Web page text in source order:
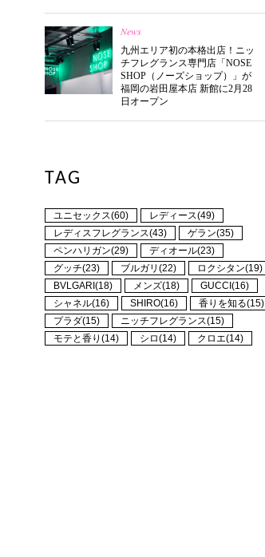
News
九州エリア初の本格出店！ニッ
チフレグランス専門店「NOSE
SHOP（ノーズショップ）」が
福岡の岩田屋本店 新館に2月28
日オープン
TAG
ユニセックス(60)
レディース(49)
レディスフレグランス(43)
ゲラン(35)
ペンハリガン(29)
ディオール(23)
グッチ(23)
ブルガリ(22)
ロクシタン(19)
BVLGARI(18)
メンズ(18)
GUCCI(16)
シャネル(16)
SHIRO(16)
香りを知る(15)
プラダ(15)
ニッチフレグランス(15)
モテと香り(14)
シロ(14) クロエ(14)